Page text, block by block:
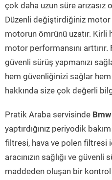
çok daha uzun süre arızasız
Düzenli değiştirdiğiniz motor
motorun ömrünü uzatır.
motor performansını
güvenli sürüş yapmanızı
hem güvenliğinizi sağlar hem
hakkında size çok değerli
Pratik Araba servisinde Bmw
yaptırdığınız periyodik
filtresi, hava ve polen filtresi
aracınızın sağlığı ve
maddeden oluşan bir kontrol